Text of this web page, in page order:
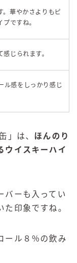
。華やかさよりもピ
ですね。
じられます。
ル感をしっかり感じ
」は、 ほんのり
ウイスキーハイ
バーも入ってい
印象ですね。
ール８％の飲み